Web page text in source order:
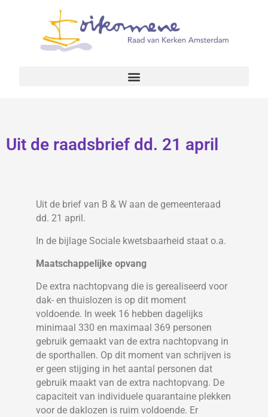
Uit de raadsbrief dd. 21 april
Uit de brief van B & W aan de gemeenteraad
dd. 21 april.
In de bijlage Sociale kwetsbaarheid staat o.a.
Maatschappelijke opvang
De extra nachtopvang die is gerealiseerd voor
dak- en thuislozen is op dit moment
voldoende. In week 16 hebben dagelijks
minimaal 330 en maximaal 369 personen
gebruik gemaakt van de extra nachtopvang in
de sporthallen. Op dit moment van schrijven is
er geen stijging in het aantal personen dat
gebruik maakt van de extra nachtopvang. De
capaciteit van individuele quarantaine plekken
voor de daklozen is ruim voldoende. Er